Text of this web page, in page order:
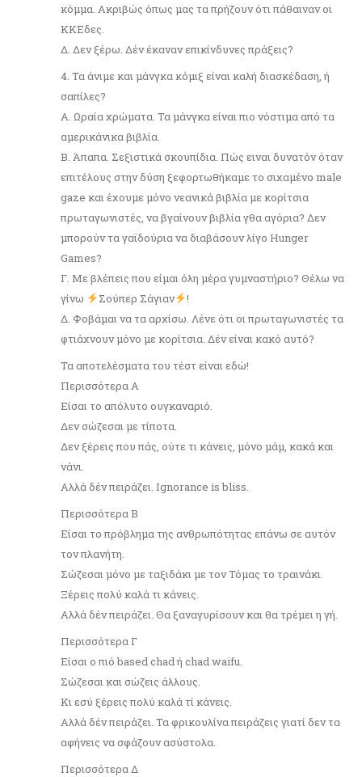
κόμμα. Ακριβώς όπως μας τα πρήζουν ότι πάθαιναν οι
ΚΚΕδες.
Δ. Δεν ξέρω. Δέν έκαναν επικίνδυνες πράξεις?
4. Τα άνιμε και μάνγκα κόμιξ είναι καλή διασκέδαση, ή
σαπίλες?
Α. Ωραία χρώματα. Τα μάνγκα είναι πιο νόστιμα από τα
αμερικάνικα βιβλία.
Β. Άπαπα. Σεξιστικά σκουπίδια. Πώς ειναι δυνατόν όταν
επιτέλους στην δύση ξεφορτωθήκαμε το σιχαμένο male
gaze και έχουμε μόνο νεανικά βιβλία με κορίτσια
πρωταγωνιστές, να βγαίνουν βιβλία γθα αγόρια? Δεν
μπορούν τα γαϊδούρια να διαβάσουν λίγο Hunger
Games?
Γ. Με βλέπεις που είμαι όλη μέρα γυμναστήριο? Θέλω να
γίνω
Σούπερ Σάγιαν
!
Δ. Φοβάμαι να τα αρχίσω. Λένε ότι οι πρωταγωνιστές τα
φτιάχνουν μόνο με κορίτσια. Δέν είναι κακό αυτό?
Τα αποτελέσματα του τέστ είναι εδώ!
Περισσότερα Α
Είσαι το απόλυτο ουγκαναριό.
Δεν σώζεσαι με τίποτα.
Δεν ξέρεις που πάς, ούτε τι κάνεις, μόνο μάμ, κακά και
νάνι.
Αλλά δέν πειράζει. Ignorance is bliss.
Περισσότερα Β
Είσαι το πρόβλημα της ανθρωπότητας επάνω σε αυτόν
τον πλανήτη.
Σώζεσαι μόνο με ταξιδάκι με τον Τόμας το τραινάκι.
Ξέρεις πολύ καλά τι κάνεις.
Αλλά δέν πειράζει. Θα ξαναγυρίσουν και θα τρέμει η γή.
Περισσότερα Γ
Είσαι ο πιό based chad ή chad waifu.
Σώζεσαι και σώζεις άλλους.
Κι εσύ ξέρεις πολύ καλά τί κάνεις.
Αλλά δέν πειράζει. Τα φρικουλίνα πειράζεις γιατί δεν τα
αφήνεις να σφάζουν ασύστολα.
Περισσότερα Δ